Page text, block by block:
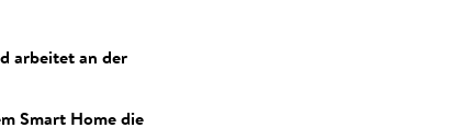
arbeitet an der
Smart Home die